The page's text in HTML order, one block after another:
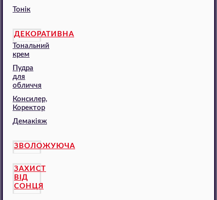
Тонік
ДЕКОРАТИВНА
Тональний
крем
Пудра
для
обличчя
Консилер,
Коректор
Демакіяж
ЗВОЛОЖУЮЧА
ЗАХИСТ
ВІД
СОНЦЯ